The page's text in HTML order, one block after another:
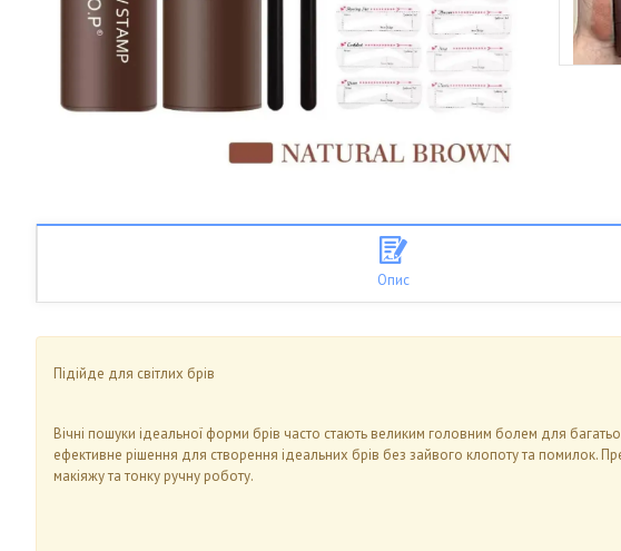
Опис
Підійде для світлих брів
Вічні пошуки ідеальної форми брів часто стають великим головним болем для
ефективне рішення для створення ідеальних брів без зайвого клопоту та помилок.
макіяжу та тонку ручну роботу.